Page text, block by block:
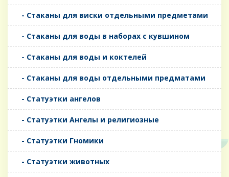
- Стаканы для виски отдельными предметами
- Стаканы для воды в наборах с кувшином
- Стаканы для воды и коктелей
- Стаканы для воды отдельными предматами
- Статуэтки ангелов
- Статуэтки Ангелы и религиозные
- Статуэтки Гномики
- Статуэтки животных